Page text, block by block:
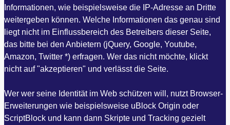
Informationen, wie beispielsweise die IP-Adresse an Dritte
weitergeben können. Welche Informationen das genau sind
liegt nicht im Einflussbereich des Betreibers dieser Seite,
das bitte bei den Anbietern (jQuery, Google, Youtube,
Amazon, Twitter *) erfragen. Wer das nicht möchte, klickt
nicht auf "akzeptieren" und verlässt die Seite.
Wer wer seine Identität im Web schützen will, nutzt Browser-
Erweiterungen wie beispielsweise uBlock Origin oder
ScriptBlock und kann dann Skripte und Tracking gezielt